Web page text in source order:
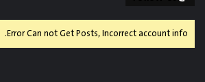
Error Can not Get Posts, Incorrect account info.